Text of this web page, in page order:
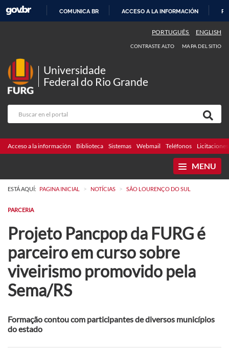
CONTENIDO
COMUNICA BR ACCESO A LA INFORMACIÓN
PORTUGUÊS ENGLISH
CONTRASTE ALTO MAPA DEL SITIO
Universidade
Federal do Rio Grande
Acceso a la información Biblioteca Sistemas Webmail Teléfonos Licitaciones
MENU
ESTÁ AQUÍ: PAGINA INICIAL > NOTÍCIAS > SÃO LOURENÇO DO SUL
PARCERIA
Projeto Pancpop da FURG é
parceiro em curso sobre
viveirismo promovido pela
Sema/RS
Formação contou com participantes de diversos municípios
do estado